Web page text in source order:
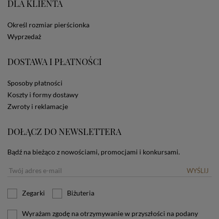
ze Sklepu bez zmiany ustawień w przeglądarce
zamieszczane w urządzeniu końcowym każdego
użytkownika. Jeżeli użytkownik nie wyraża zgody na
informacji o plikach cookies.
DLA KLIENTA
Określ rozmiar pierścionka
Wyprzedaż
DOSTAWA I PŁATNOŚCI
Sposoby płatności
Koszty i formy dostawy
Zwroty i reklamacje
DOŁĄCZ DO NEWSLETTERA
Bądź na bieżąco z nowościami, promocjami i konkursami.
WYŚLIJ
Zegarki Biżuteria
Wyrażam zgodę na otrzymywanie w przyszłości na podany